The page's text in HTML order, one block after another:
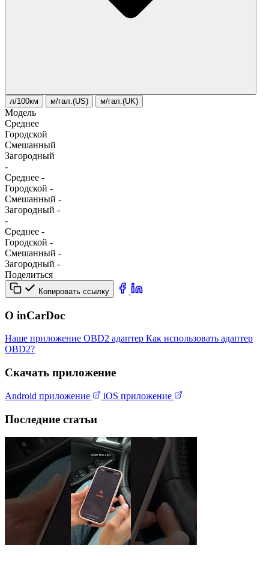
л/100км м/гал.(US) м/гал.(UK)
Модель
Среднее
Городской
Смешанный
Загородный
-
Среднее -
Городской -
Смешанный -
Загородный -
-
Среднее -
Городской -
Смешанный -
Загородный -
Поделиться
Копировать ссылку
О inCarDoc
Наше приложение OBD2 адаптер Как использовать адаптер
OBD2?
Скачать приложение
Android приложение iOS приложение
Последние статьи